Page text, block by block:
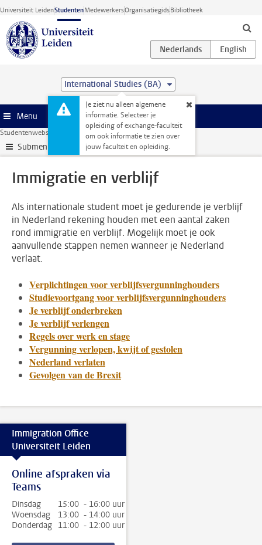
Ga direct naar de inhoud
Universiteit LeidenStudentenMedewerkersOrganisatiegidsBibliotheek
International Studies (BA)
Je ziet nu alleen algemene
informatie. Selecteer je
opleiding of exchange-faculteit
om ook informatie te zien over
jouw faculteit en opleiding.
Menu
Studentenwebsite Administratie Immigratie en verblijf
Submenu
Immigratie en verblijf
Als internationale student moet je gedurende je verblijf
in Nederland rekening houden met een aantal zaken
rond immigratie en verblijf. Mogelijk moet je ook
aanvullende stappen nemen wanneer je Nederland
verlaat.
Verplichtingen voor verblijfsvergunninghouders
Studievoortgang voor verblijfsvergunninghouders
Je verblijf onderbreken
Je verblijf verlengen
Regels over werk en stage
Vergunning verlopen, kwijt of gestolen
Nederland verlaten
Gevolgen van de Brexit
Immigration Office
Universiteit Leiden
Online afspraken via
Teams
Dinsdag
15:00 - 16:00 uur
Woensdag
13:00 - 14:00 uur
Donderdag 11:00 - 12:00 uur